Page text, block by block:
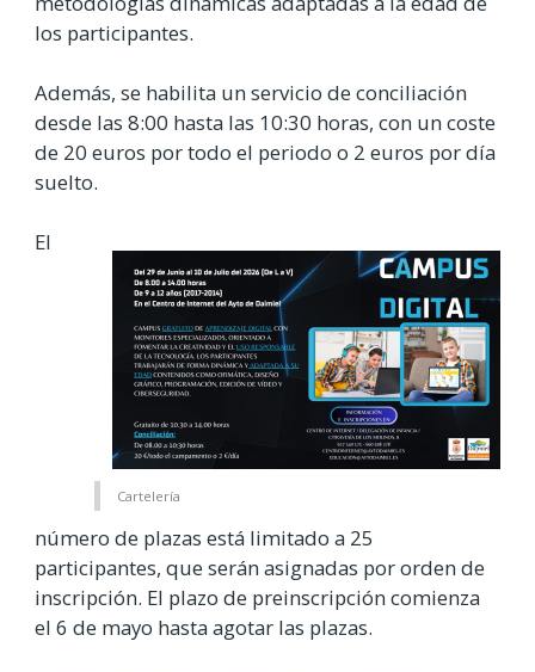
los participantes.
Además, se habilita un servicio de conciliación
desde las 8:00 hasta las 10:30 horas, con un coste
de 20 euros por todo el periodo o 2 euros por día
suelto.
Cartelería
El
número de plazas está limitado a 25
participantes, que serán asignadas por orden de
inscripción. El plazo de preinscripción comienza
el 6 de mayo hasta agotar las plazas.